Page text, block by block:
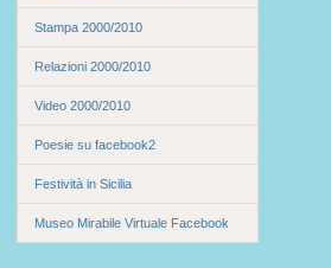
Stampa 2000/2010
Relazioni 2000/2010
Video 2000/2010
Poesie su facebook2
Festività in Sicilia
Museo Mirabile Virtuale Facebook